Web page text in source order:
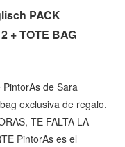
PACK
+ TOTE BAG
de Sara
exclusiva de regalo.
TE FALTA LA
PintorAs es el